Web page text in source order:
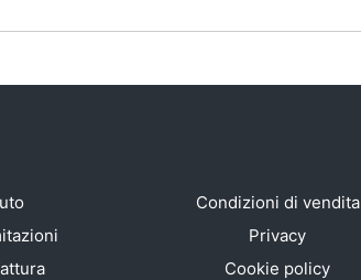
Condizioni di vendita
Privacy
Cookie policy